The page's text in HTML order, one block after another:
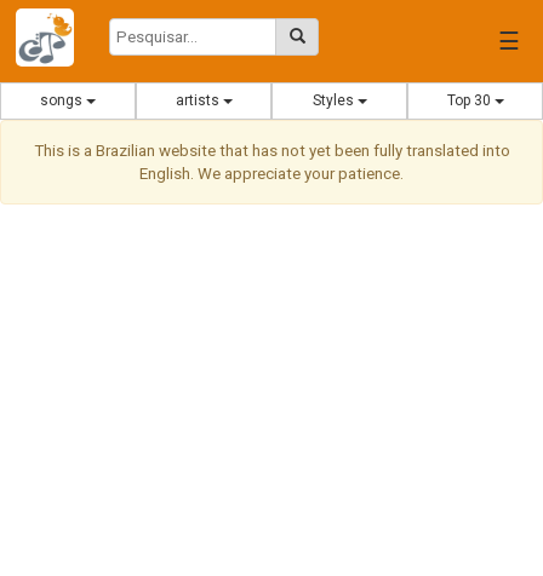
☰
songs artists Styles Top 30
This is a Brazilian website that has not yet been fully translated into
English. We appreciate your patience.